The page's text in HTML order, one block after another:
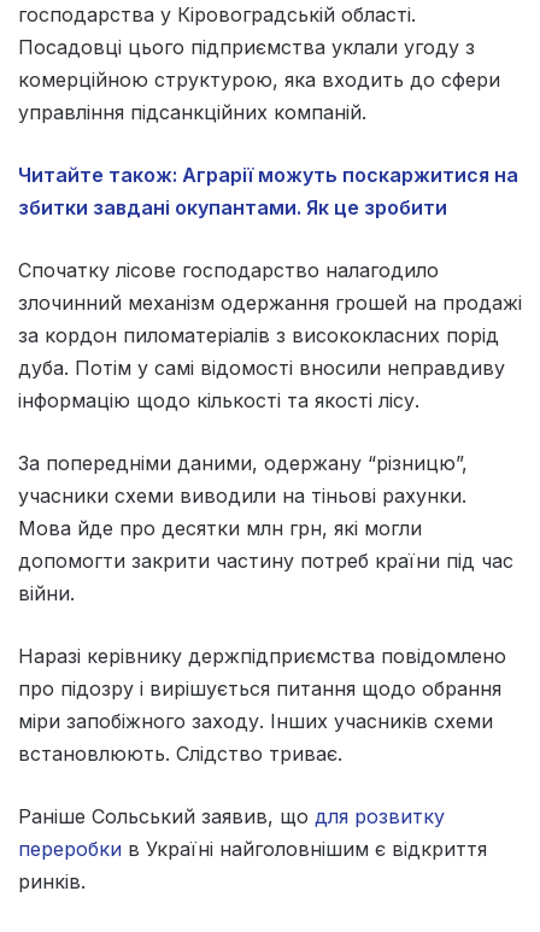
господарства у Кіровоградській області.
Посадовці цього підприємства уклали угоду з
комерційною структурою, яка входить до сфери
управління підсанкційних компаній.
Читайте також: Аграрії можуть поскаржитися на
збитки завдані окупантами. Як це зробити
Спочатку лісове господарство налагодило
злочинний механізм одержання грошей на продажі
за кордон пиломатеріалів з висококласних порід
дуба. Потім у самі відомості вносили неправдиву
інформацію щодо кількості та якості лісу.
За попередніми даними, одержану “різницю”,
учасники схеми виводили на тіньові рахунки.
Мова йде про десятки млн грн, які могли
допомогти закрити частину потреб країни під час
війни.
Наразі керівнику держпідприємства повідомлено
про підозру і вирішується питання щодо обрання
міри запобіжного заходу. Інших учасників схеми
встановлюють. Слідство триває.
Раніше Сольський заявив, що для розвитку
переробки в Україні найголовнішим є відкриття
ринків.